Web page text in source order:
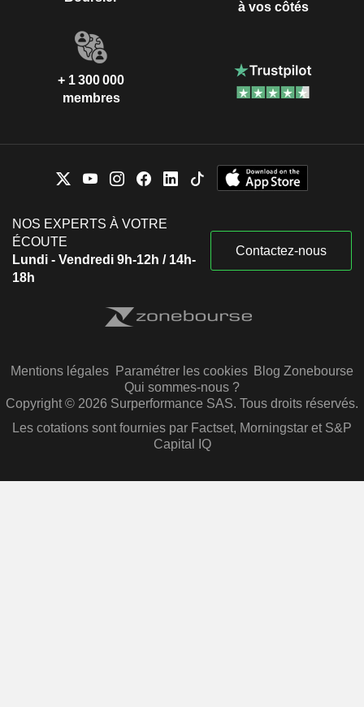
à vos côtés
+ 1 300 000
membres
NOS EXPERTS À VOTRE
ÉCOUTE
Lundi - Vendredi 9h-12h / 14h-
18h
Contactez-nous
Mentions légales Paramétrer les cookies Blog Zonebourse
Qui sommes-nous ?
Copyright © 2026 Surperformance SAS. Tous droits réservés.
Les cotations sont fournies par Factset, Morningstar et S&P
Capital IQ